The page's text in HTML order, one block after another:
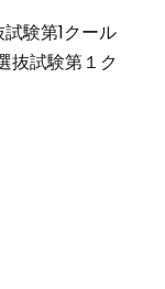
験第1クール
抜試験第１ク